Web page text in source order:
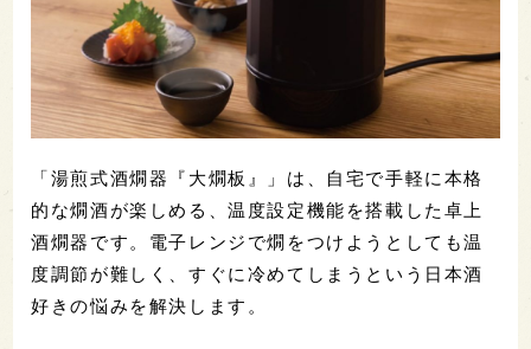
「湯煎式酒燗器『大燗板』」は、自宅で手軽に本格
的な燗酒が楽しめる、温度設定機能を搭載した卓上
酒燗器です。電子レンジで燗をつけようとしても温
度調節が難しく、すぐに冷めてしまうという日本酒
好きの悩みを解決します。